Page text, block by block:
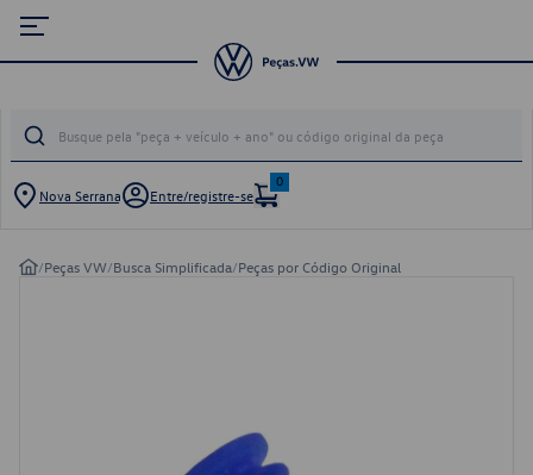
Nova Serrana Entre/registre-se
0
/Peças VW/Busca Simplificada/Peças por Código Original